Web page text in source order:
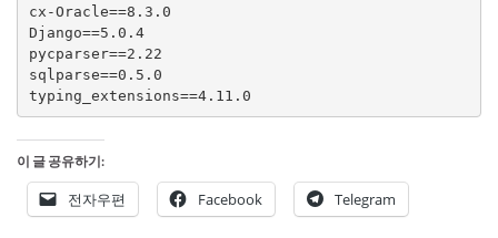
cx-Oracle==8.3.0
Django==5.0.4
pycparser==2.22
sqlparse==0.5.0
typing_extensions==4.11.0
이 글 공유하기:
전자우편 Facebook Telegram